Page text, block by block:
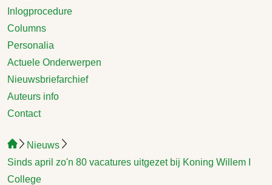
Inlogprocedure
Columns
Personalia
Actuele Onderwerpen
Nieuwsbriefarchief
Auteurs info
Contact
Nieuws
Sinds april zo'n 80 vacatures uitgezet bij Koning Willem I
College